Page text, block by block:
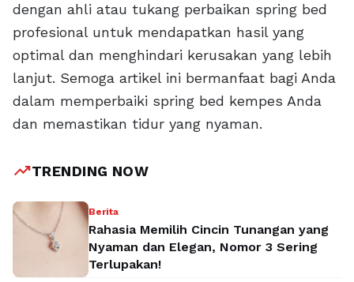
dengan ahli atau tukang perbaikan spring bed
profesional untuk mendapatkan hasil yang
optimal dan menghindari kerusakan yang lebih
lanjut. Semoga artikel ini bermanfaat bagi Anda
dalam memperbaiki spring bed kempes Anda
dan memastikan tidur yang nyaman.
trending_upTRENDING NOW
Berita
Rahasia Memilih Cincin Tunangan yang
Nyaman dan Elegan, Nomor 3 Sering
Terlupakan!